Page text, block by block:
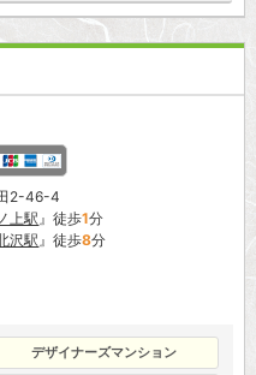
2-46-4
上駅』徒歩1分
沢駅』徒歩8分
デザイナーズマンション